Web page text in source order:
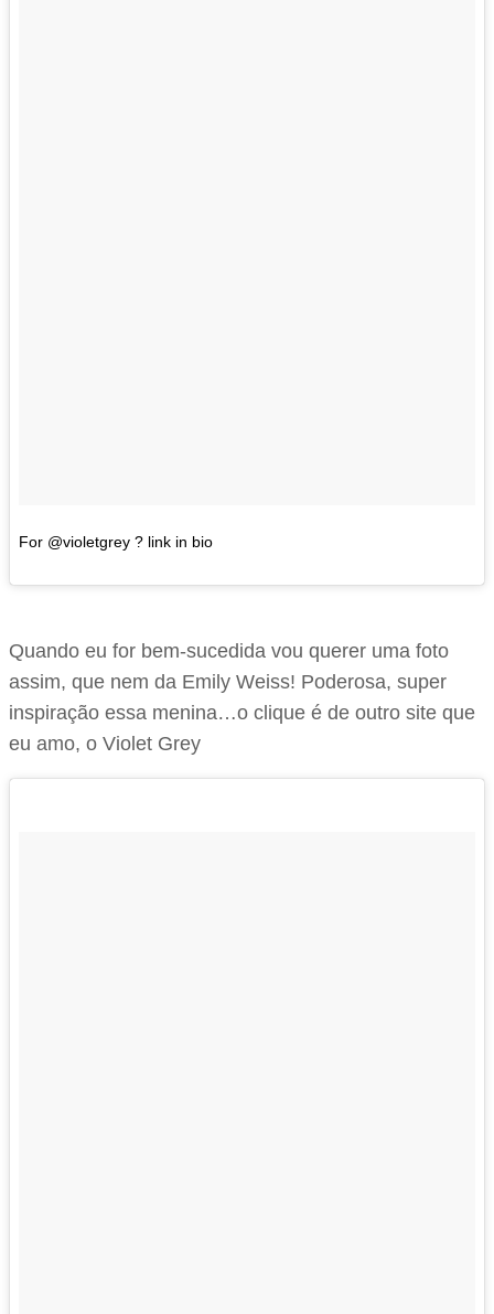
For @violetgrey ? link in bio
Quando eu for bem-sucedida vou querer uma foto
assim, que nem da Emily Weiss! Poderosa, super
inspiração essa menina…o clique é de outro site que
eu amo, o Violet Grey